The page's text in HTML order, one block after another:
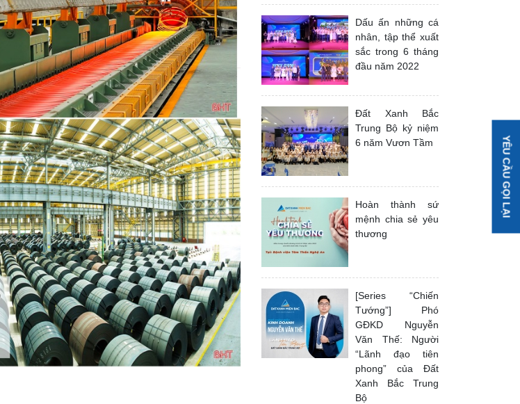
Dấu ấn những cá
nhân, tập thể xuất
sắc trong 6 tháng
đầu năm 2022
Đất Xanh Bắc
Trung Bộ kỷ niệm
6 năm Vươn Tầm
Hoàn thành sứ
mệnh chia sẻ yêu
thương
[Series “Chiến
Tướng”] Phó
GĐKD Nguyễn
Văn Thế: Người
“Lãnh đạo tiên
phong” của Đất
Xanh Bắc Trung
Bộ
YÊU CẦU GỌI LẠI